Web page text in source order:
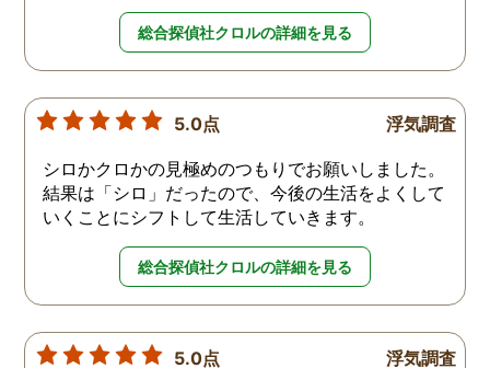
総合探偵社クロルの詳細を見る
5.0点 浮気調査
シロかクロかの見極めのつもりでお願いしました。
結果は「シロ」だったので、今後の生活をよくして
いくことにシフトして生活していきます。
総合探偵社クロルの詳細を見る
5.0点 浮気調査